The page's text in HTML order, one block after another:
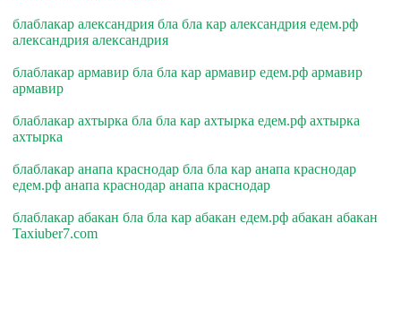
блаблакар александрия бла бла кар александрия едем.рф
александрия александрия
блаблакар армавир бла бла кар армавир едем.рф армавир
армавир
блаблакар ахтырка бла бла кар ахтырка едем.рф ахтырка
ахтырка
блаблакар анапа краснодар бла бла кар анапа краснодар
едем.рф анапа краснодар анапа краснодар
блаблакар абакан бла бла кар абакан едем.рф абакан абакан
Taxiuber7.com